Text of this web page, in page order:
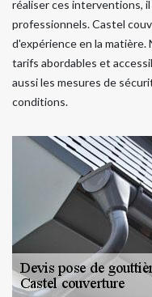
réaliser ces interventions,
professionnels. Castel
d'expérience en la matière.
tarifs abordables et
aussi les mesures de
conditions.